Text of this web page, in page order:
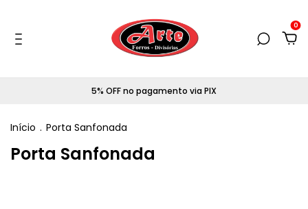
0
5% OFF no pagamento via PIX
Início . Porta Sanfonada
Porta Sanfonada